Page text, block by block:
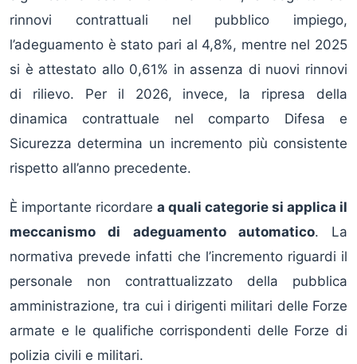
rinnovi contrattuali nel pubblico impiego,
l’adeguamento è stato pari al 4,8%, mentre nel 2025
si è attestato allo 0,61% in assenza di nuovi rinnovi
di rilievo. Per il 2026, invece, la ripresa della
dinamica contrattuale nel comparto Difesa e
Sicurezza determina un incremento più consistente
rispetto all’anno precedente.
È importante ricordare a quali categorie si applica il
meccanismo di adeguamento automatico. La
normativa prevede infatti che l’incremento riguardi il
personale non contrattualizzato della pubblica
amministrazione, tra cui i dirigenti militari delle Forze
armate e le qualifiche corrispondenti delle Forze di
polizia civili e militari.